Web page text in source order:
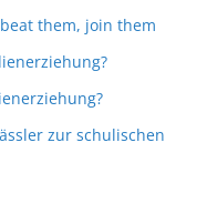
beat them, join them
zur schulischen